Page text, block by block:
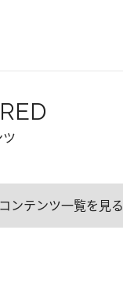
ンテンツ一覧を見る